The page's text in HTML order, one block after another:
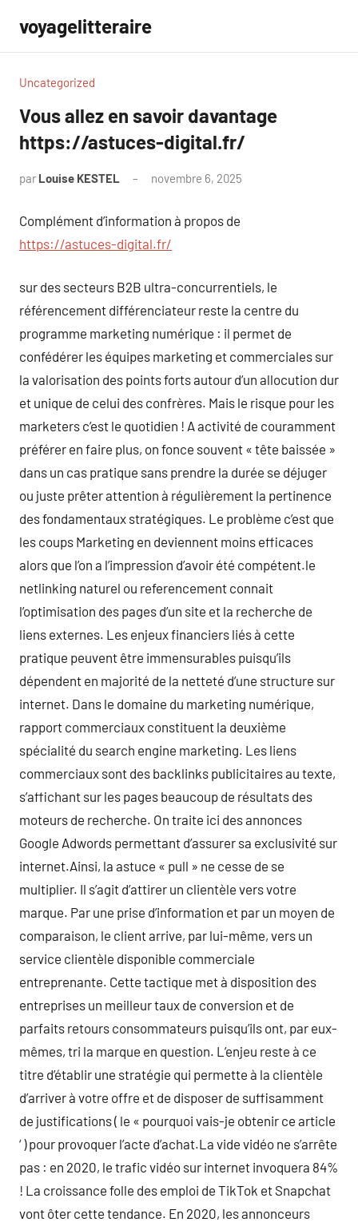
contenu
voyagelitteraire
Uncategorized
Vous allez en savoir davantage
https://astuces-digital.fr/
par Louise KESTEL novembre 6, 2025
Complément d’information à propos de
https://astuces-digital.fr/
sur des secteurs B2B ultra-concurrentiels, le
référencement différenciateur reste la centre du
programme marketing numérique : il permet de
confédérer les équipes marketing et commerciales sur
la valorisation des points forts autour d’un allocution dur
et unique de celui des confrères. Mais le risque pour les
marketers c’est le quotidien ! A activité de couramment
préférer en faire plus, on fonce souvent « tête baissée »
dans un cas pratique sans prendre la durée se déjuger
ou juste prêter attention à régulièrement la pertinence
des fondamentaux stratégiques. Le problème c’est que
les coups Marketing en deviennent moins efficaces
alors que l’on a l’impression d’avoir été compétent.le
netlinking naturel ou referencement connait
l’optimisation des pages d’un site et la recherche de
liens externes. Les enjeux financiers liés à cette
pratique peuvent être immensurables puisqu’ils
dépendent en majorité de la netteté d’une structure sur
internet. Dans le domaine du marketing numérique,
rapport commerciaux constituent la deuxième
spécialité du search engine marketing. Les liens
commerciaux sont des backlinks publicitaires au texte,
s’affichant sur les pages beaucoup de résultats des
moteurs de recherche. On traite ici des annonces
Google Adwords permettant d’assurer sa exclusivité sur
internet.Ainsi, la astuce « pull » ne cesse de se
multiplier. Il s’agit d’attirer un clientèle vers votre
marque. Par une prise d’information et par un moyen de
comparaison, le client arrive, par lui-même, vers un
service clientèle disponible commerciale
entreprenante. Cette tactique met à disposition des
entreprises un meilleur taux de conversion et de
parfaits retours consommateurs puisqu’ils ont, par eux-
mêmes, tri la marque en question. L’enjeu reste à ce
titre d’établir une stratégie qui permette à la clientèle
d’arriver à votre offre et de disposer de suffisamment
de justifications ( le « pourquoi vais-je obtenir ce article
‘ ) pour provoquer l’acte d’achat.La vide vidéo ne s’arrête
pas : en 2020, le trafic vidéo sur internet invoquera 84%
! La croissance folle des emploi de TikTok et Snapchat
vont ôter cette tendance. En 2020, les annonceurs